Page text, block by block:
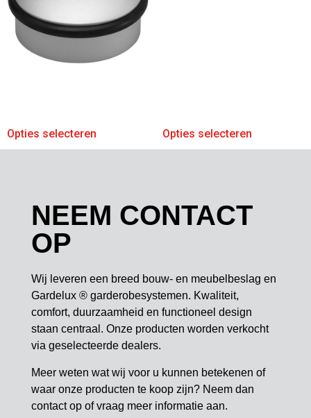
Opties selecteren Opties selecteren
NEEM CONTACT
OP
Wij leveren een breed bouw- en meubelbeslag en
Gardelux ® garderobesystemen. Kwaliteit,
comfort, duurzaamheid en functioneel design
staan centraal. Onze producten worden verkocht
via geselecteerde dealers.
Meer weten wat wij voor u kunnen betekenen of
waar onze producten te koop zijn? Neem dan
contact op of vraag meer informatie aan.